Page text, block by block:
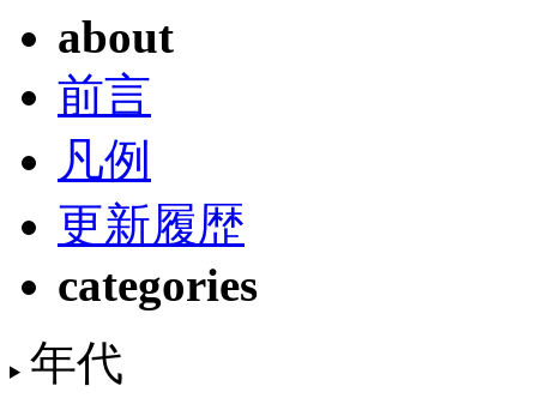
about
前言
凡例
更新履歴
categories
年代